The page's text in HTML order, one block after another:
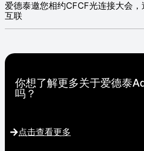
爱德泰邀您相约CFCF光连接大会
互联
你想了解更多关于爱德泰
吗？
点击查看更多